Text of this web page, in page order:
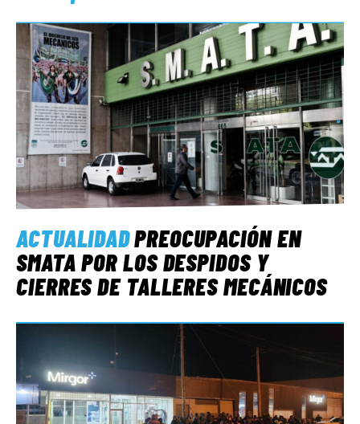
ACTUALIDADPREOCUPACIÓN EN
SMATA POR LOS DESPIDOS Y
CIERRES DE TALLERES MECÁNICOS